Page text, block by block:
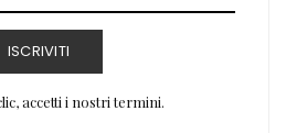
ISCRIVITI
accetti i nostri termini.